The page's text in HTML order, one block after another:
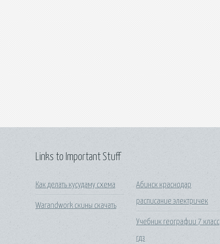
Links to Important Stuff
Как делать кусудаму схема
Warandwork скины скачать
Абинск краснодар
расписание электричек
Учебник географии 7 класс
гдз